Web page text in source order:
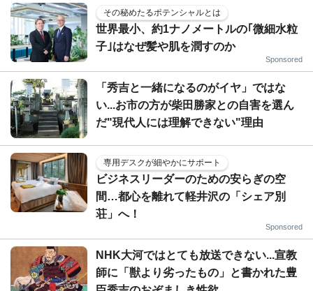
その秘めたるポテンシャルとは
世界最小、約1ナノメートルの｢微細水粒
子｣はなぜ髪や肌を潤すのか
Sponsored
「秀吉と一緒になるのがイヤ」ではな
い...お市の方が柴田勝家との自害を選ん
だ"現代人には理解できない"理由
専用デスクが細やかにサポート
ビジネスリーダーのための安らぎの空
間…都心を離れて軽井沢の「シェア別
荘」へ！
Sponsored
NHK大河ではとても放送できない...宣教
師に「獣より劣ったもの」と書かれた豊